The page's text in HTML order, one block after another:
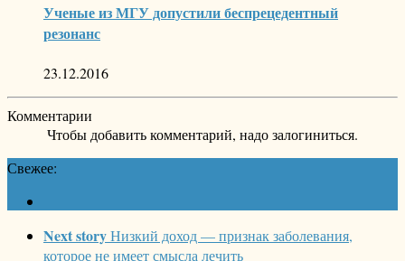
Ученые из МГУ допустили беспрецедентный
резонанс
23.12.2016
Комментарии
Чтобы добавить комментарий, надо залогиниться.
Свежее:
Next storyНизкий доход — признак заболевания,
которое не имеет смысла лечить